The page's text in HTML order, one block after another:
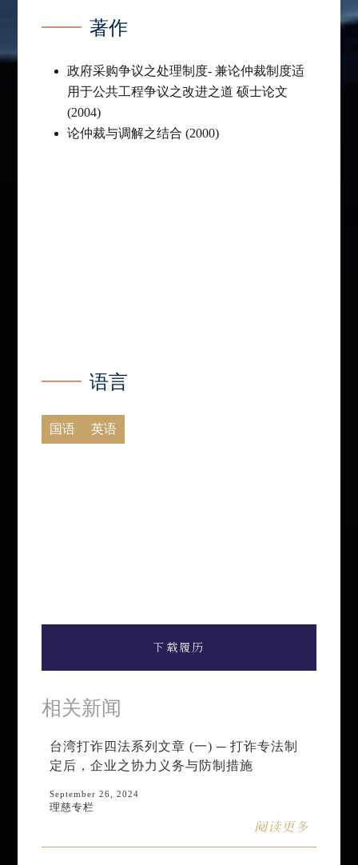
著作
政府采购争议之处理制度- 兼论仲裁制度适
用于公共工程争议之改进之道 硕士论文
(2004)
论仲裁与调解之结合 (2000)
语言
国语 英语
下载履历
相关新闻
台湾打诈四法系列文章 (一) ─ 打诈专法制
定后，企业之协力义务与防制措施
September 26, 2024
理慈专栏
阅读更多